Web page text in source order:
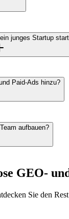
junges Startup
Paid-Ads hinzu?
aufbauen?
GEO-
Sie den